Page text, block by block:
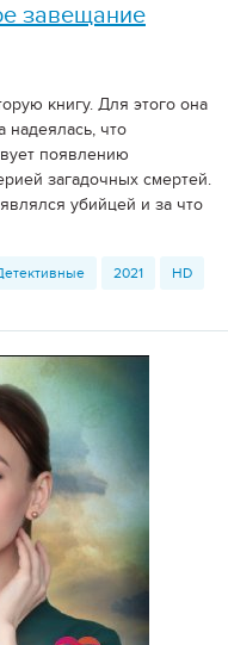
завещание
книгу. Для этого она
надеялась, что
появлению
загадочных смертей.
убийцей и за что
2021 HD